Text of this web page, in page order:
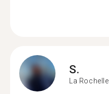
S.
La Rochelle